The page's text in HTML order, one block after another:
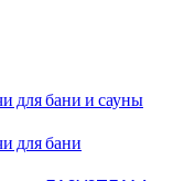
для бани и сауны
для бани